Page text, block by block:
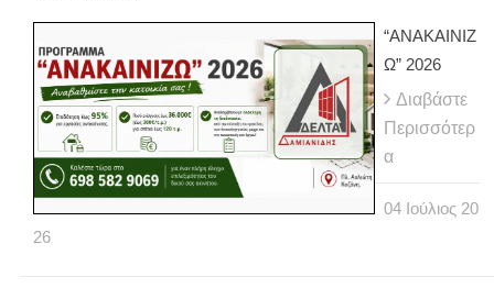
“ΑΝΑΚΑΙΝΙΖ
Ω” 2026
Διαβάστε
Περισσότερ
α
04 Ιούλιος 20
26